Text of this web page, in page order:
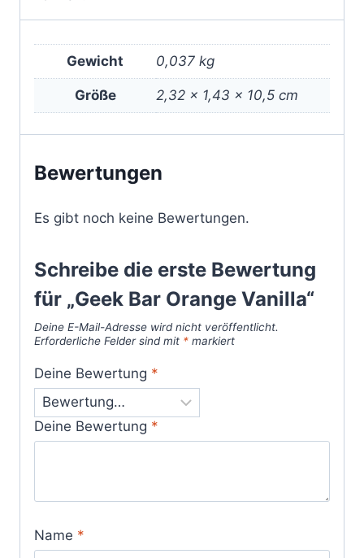
Gewicht 0,037 kg
Größe 2,32 × 1,43 × 10,5 cm
Bewertungen
Es gibt noch keine Bewertungen.
Schreibe die erste Bewertung
für „Geek Bar Orange Vanilla“
Deine E-Mail-Adresse wird nicht veröffentlicht.
Erforderliche Felder sind mit * markiert
Deine Bewertung *
Deine Bewertung *
Name *